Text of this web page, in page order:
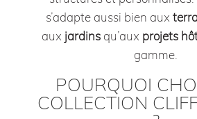
s’adapte aussi bien aux
aux jardinsqu’aux projets
gamme.
POURQUOI
COLLECTION